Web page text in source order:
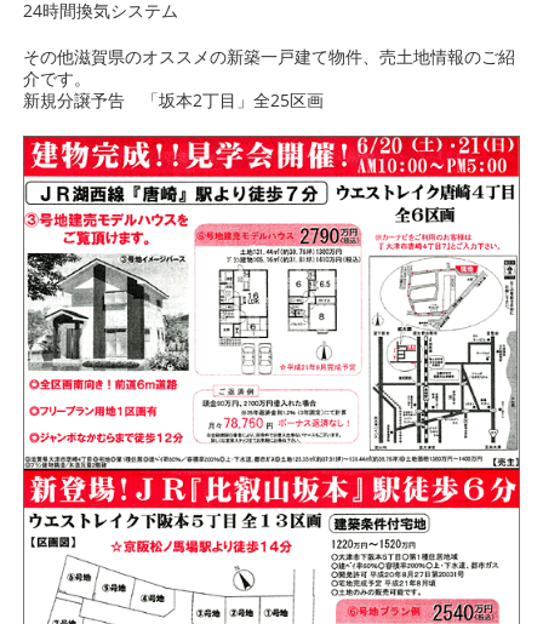
24時間換気システム
その他滋賀県のオススメの新築一戸建て物件、売土地情報のご紹
介です。
新規分譲予告 「坂本2丁目」全25区画